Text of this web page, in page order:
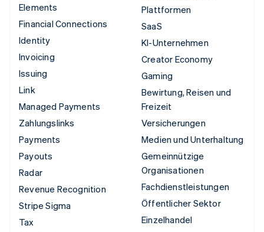
Elements
Financial Connections
Identity
Invoicing
Issuing
Link
Managed Payments
Zahlungslinks
Payments
Payouts
Radar
Revenue Recognition
Stripe Sigma
Tax
Plattformen
SaaS
KI-Unternehmen
Creator Economy
Gaming
Bewirtung, Reisen und
Freizeit
Versicherungen
Medien und Unterhaltung
Gemeinnützige
Organisationen
Fachdienstleistungen
Öffentlicher Sektor
Einzelhandel